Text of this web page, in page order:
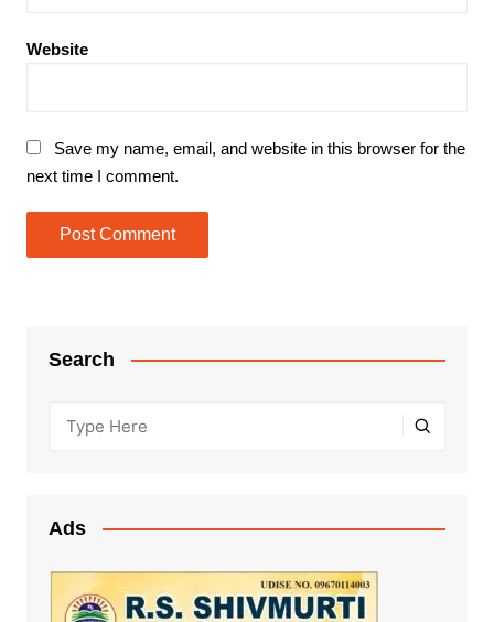
Website
Save my name, email, and website in this browser for the
next time I comment.
Search
Ads